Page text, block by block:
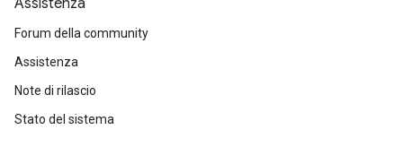
Assistenza
Forum della community
Assistenza
Note di rilascio
Stato del sistema